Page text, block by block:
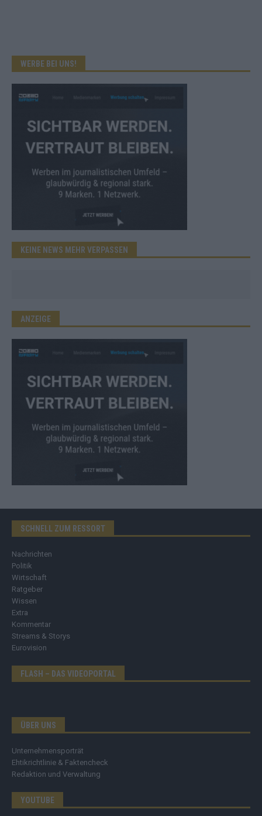
WERBE BEI UNS!
KEINE NEWS MEHR VERPASSEN
ANZEIGE
SCHNELL ZUM RESSORT
Nachrichten
Politik
Wirtschaft
Ratgeber
Wissen
Extra
Kommentar
Streams & Storys
Eurovision
FLASH – DAS VIDEOPORTAL
ÜBER UNS
Unternehmensporträt
Ehtikrichtlinie & Faktencheck
Redaktion und Verwaltung
YOUTUBE